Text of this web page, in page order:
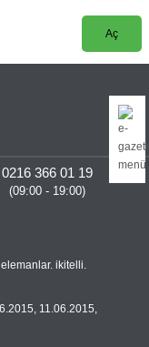
Aç
0216 366 01 19
(09:00 - 19:00)
ikitelli.
, 11.06.2015,